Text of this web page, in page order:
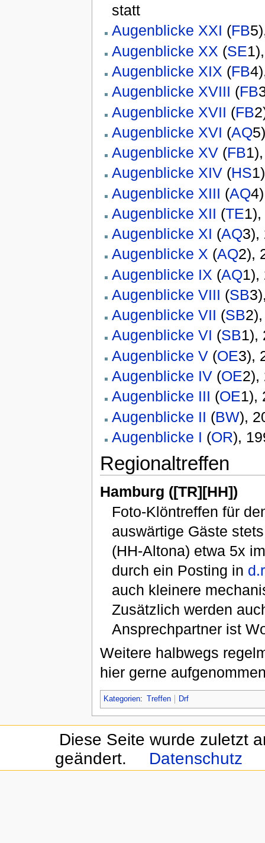
statt
Augenblicke XXI (FB
Augenblicke XX (SE
Augenblicke XIX (FB
Augenblicke XVIII (FB
Augenblicke XVII (FB
Augenblicke XVI (AQ
Augenblicke XV(FB
Augenblicke XIV(HS
Augenblicke XIII (AQ
Augenblicke XII (TE
Augenblicke XI (AQ3),
Augenblicke X (AQ2),
Augenblicke IX (AQ1),
Augenblicke VIII (SB
Augenblicke VII (SB
Augenblicke VI (SB1),
Augenblicke V(OE3),
Augenblicke IV(OE2),
Augenblicke III (OE1),
Augenblicke II (BW),
Augenblicke I (OR),
Regionaltreffen
Hamburg ([TR][HH])
Foto-Klöntreffen für
auswärtige Gäste
(HH-Altona) etwa 5x
durch ein Posting in
auch kleinere
Zusätzlich werden
Ansprechpartner ist
Weitere halbwegs
hier gerne
Kategorien: Treffen Drf
Diese Seite wurde zuletzt
geändert.
Datenschutz